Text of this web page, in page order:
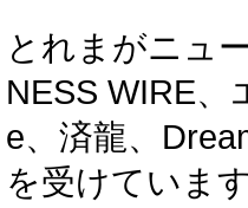
とれまがニュ
NESS WIRE
e、済龍、
を受けていま